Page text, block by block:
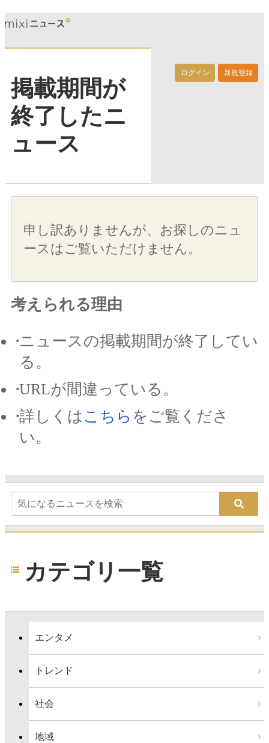
ログイン 新規登録
掲載期間が
終了したニ
ュース
申し訳ありませんが、お探しのニュ
ースはご覧いただけません。
考えられる理由
ニュースの掲載期間が終了してい
る。
URLが間違っている。
詳しくは こちら をご覧くださ
い。
カテゴリ一覧
エンタメ
トレンド
社会
地域